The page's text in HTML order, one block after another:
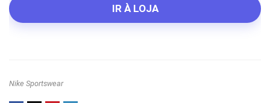
era:
atual
é:
IR À LOJA
Nike Sportswear